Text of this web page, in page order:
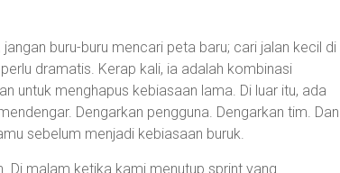
buru-buru mencari peta baru; cari jalan kecil di
dramatis. Kerap kali, ia adalah kombinasi
untuk menghapus kebiasaan lama. Di luar itu, ada
Dengarkan pengguna. Dengarkan tim. Dan
sebelum menjadi kebiasaan buruk.
Di malam ketika kami menutup sprint yang